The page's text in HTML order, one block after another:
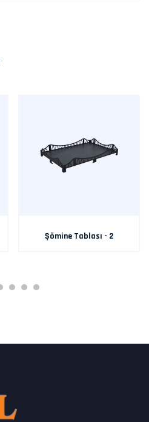
Şömine Tablası - 2